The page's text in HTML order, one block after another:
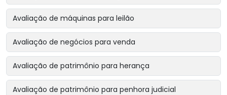
Avaliação de máquinas para leilão
Avaliação de negócios para venda
Avaliação de patrimônio para herança
Avaliação de patrimônio para penhora judicial